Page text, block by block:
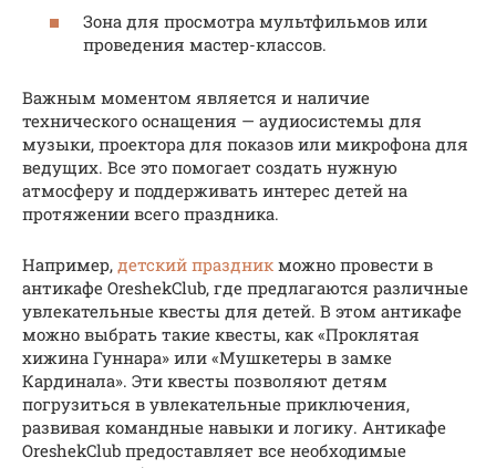
Зона для просмотра мультфильмов или
проведения мастер-классов.
Важным моментом является и наличие
технического оснащения — аудиосистемы для
музыки, проектора для показов или микрофона для
ведущих. Все это помогает создать нужную
атмосферу и поддерживать интерес детей на
протяжении всего праздника.
Например, детский праздник можно провести в
антикафе OreshekClub, где предлагаются различные
увлекательные квесты для детей. В этом антикафе
можно выбрать такие квесты, как «Проклятая
хижина Гуннара» или «Мушкетеры в замке
Кардинала». Эти квесты позволяют детям
погрузиться в увлекательные приключения,
развивая командные навыки и логику. Антикафе
OreshekClub предоставляет все необходимые